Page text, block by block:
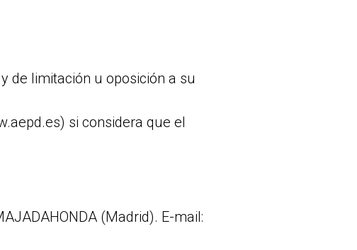
de limitación u oposición a su
si considera que el
(Madrid). E-mail: